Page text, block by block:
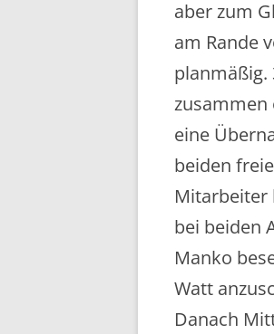
aber zum
am Rande
zusammen
eine
beiden
Mitarbeiter
bei beiden
Manko
Watt
Danach